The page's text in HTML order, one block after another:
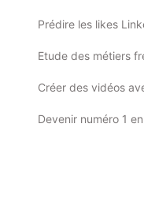
Prédire les likes
Etude des métiers
Créer des vidéos
Devenir numéro 1 en